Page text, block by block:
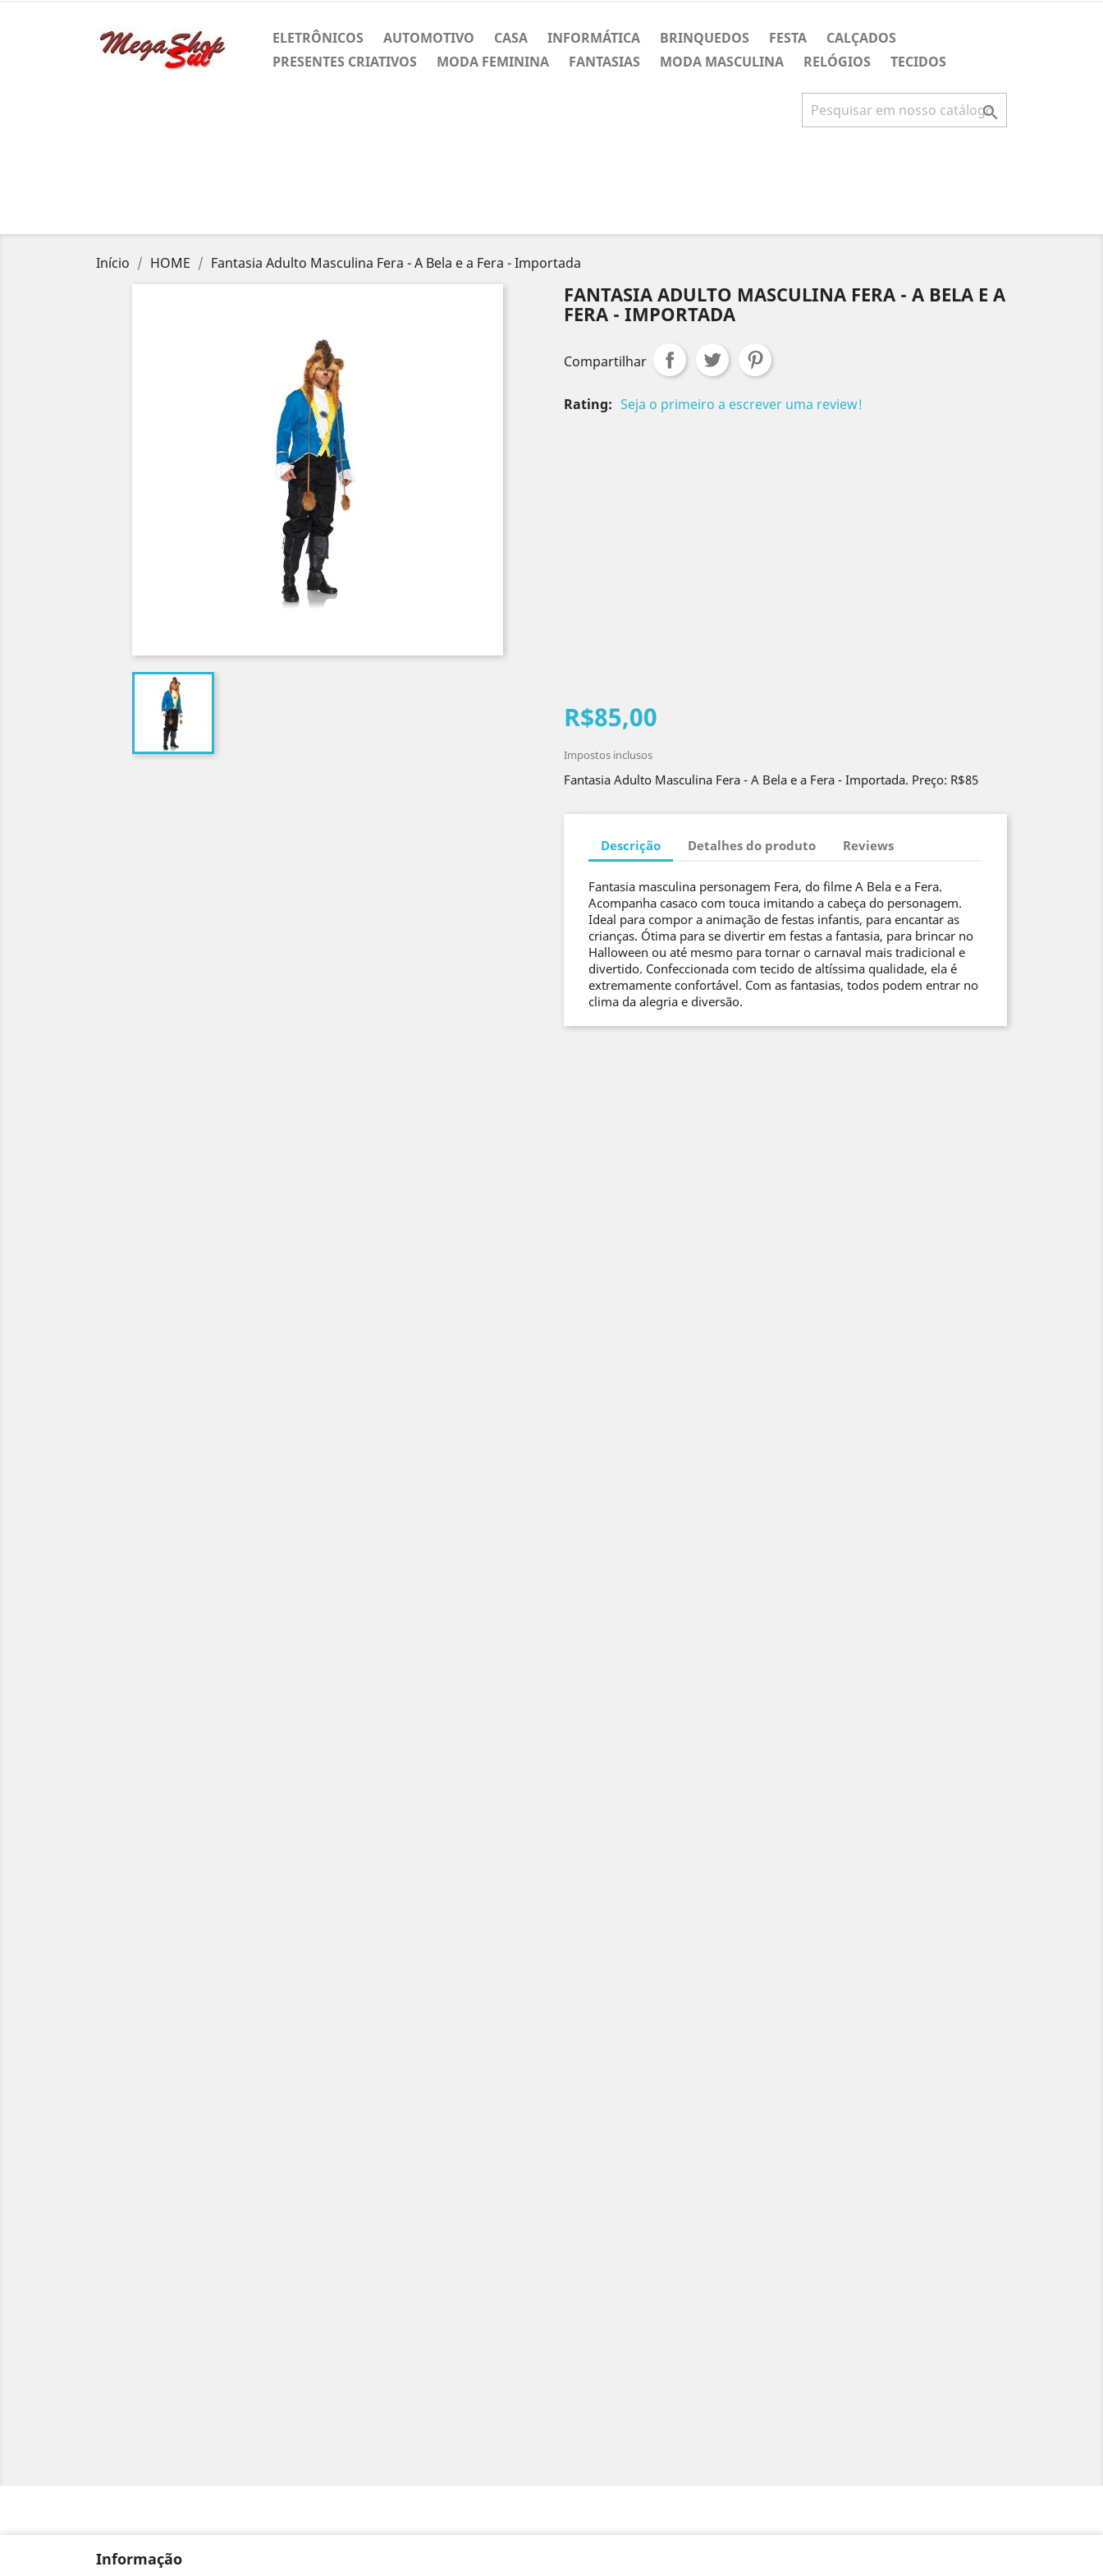
ELETRÔNICOS AUTOMOTIVO CASA INFORMÁTICA BRINQUEDOS FESTA
CALÇADOS
PRESENTES CRIATIVOS
MODA FEMININA FANTASIAS MODA MASCULINA RELÓGIOS TECIDOS

Início HOME Fantasia Adulto Masculina Fera - A Bela e a Fera - Importada
FANTASIA ADULTO MASCULINA FERA - A BELA E A
FERA - IMPORTADA
Compartilhar
Rating: Seja o primeiro a escrever uma review!
R$85,00
Impostos inclusos
Fantasia Adulto Masculina Fera - A Bela e a Fera - Importada. Preço: R$85
Descrição Detalhes do produto Reviews
Fantasia masculina personagem Fera, do filme A Bela e a Fera.
Acompanha casaco com touca imitando a cabeça do personagem.
Ideal para compor a animação de festas infantis, para encantar as
crianças. Ótima para se divertir em festas a fantasia, para brincar no
Halloween ou até mesmo para tornar o carnaval mais tradicional e
divertido. Confeccionada com tecido de altíssima qualidade, ela é
extremamente confortável. Com as fantasias, todos podem entrar no
clima da alegria e diversão.
Informação